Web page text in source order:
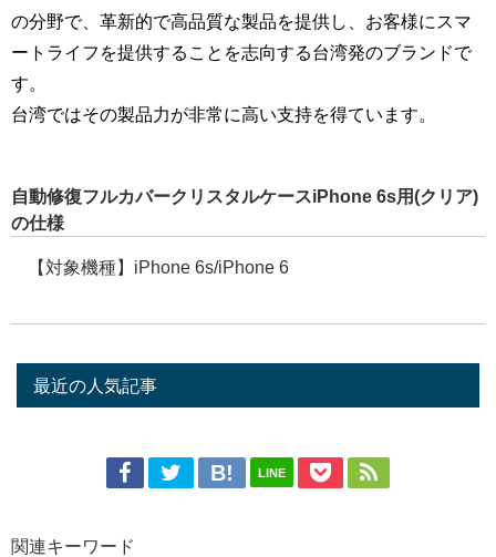
の分野で、革新的で高品質な製品を提供し、お客様にスマ
ートライフを提供することを志向する台湾発のブランドで
す。
台湾ではその製品力が非常に高い支持を得ています。
自動修復フルカバークリスタルケースiPhone 6s用(クリア)
の仕様
【対象機種】iPhone 6s/iPhone 6
最近の人気記事
LINE
関連キーワード